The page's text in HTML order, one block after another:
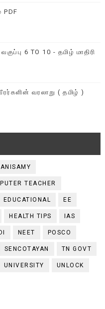
PDF
6 TO 10 - தமிழ் மாதிரி
வரலாறு ( தமிழ் )
TEACHER
EDUCATIONAL EE
HEALTH TIPS IAS
NEET POSCO
SENCOTAYAN TN GOVT
UNIVERSITY UNLOCK